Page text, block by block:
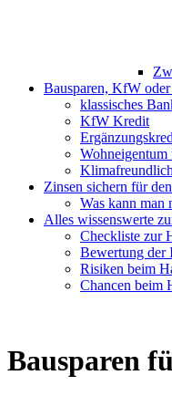
Bausparen, KfW
klassisches
KfW Kredit
Wohneigentum
Zinsen sichern für
Was kann man
Alles wissenswerte
Checkliste zur
Bewertung der
Risiken beim
Chancen beim
Bausparen